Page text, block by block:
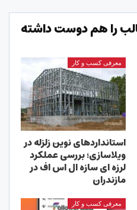
را هم دوست داشته
معرفی کسب و کار
استانداردهای نوین زلزله در
ویلاسازی؛ بررسی عملکرد
لرزه ای سازه ال اس اف در
مازندران
معرفی کسب و کار